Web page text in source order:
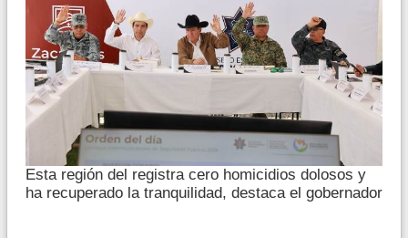
Esta región del registra cero homicidios dolosos y
ha recuperado la tranquilidad, destaca el gobernador